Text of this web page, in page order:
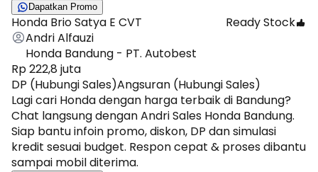
Dapatkan Promo
Honda Brio Satya E CVT
Ready Stock
Andri Alfauzi
Honda Bandung - PT. Autobest
Rp 222,8 juta
DP (Hubungi Sales)Angsuran (Hubungi Sales)
Lagi cari Honda dengan harga terbaik di Bandung?
Chat langsung dengan Andri Sales Honda Bandung.
Siap bantu infoin promo, diskon, DP dan simulasi
kredit sesuai budget. Respon cepat & proses dibantu
sampai mobil diterima.